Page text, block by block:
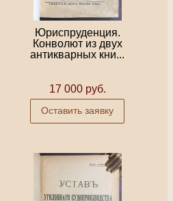
Юриспруденция.
Конволют из двух
антикварных кни...
17 000 руб.
Оставить заявку